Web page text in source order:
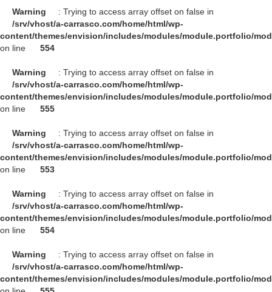
Warning
: Trying to access array offset on false in
/srv/vhost/a-carrasco.com/home/html/wp-
content/themes/envision/includes/modules/module.portfolio/
on line
554
Warning
: Trying to access array offset on false in
/srv/vhost/a-carrasco.com/home/html/wp-
content/themes/envision/includes/modules/module.portfolio/
on line
555
Warning
: Trying to access array offset on false in
/srv/vhost/a-carrasco.com/home/html/wp-
content/themes/envision/includes/modules/module.portfolio/
on line
553
Warning
: Trying to access array offset on false in
/srv/vhost/a-carrasco.com/home/html/wp-
content/themes/envision/includes/modules/module.portfolio/
on line
554
Warning
: Trying to access array offset on false in
/srv/vhost/a-carrasco.com/home/html/wp-
content/themes/envision/includes/modules/module.portfolio/